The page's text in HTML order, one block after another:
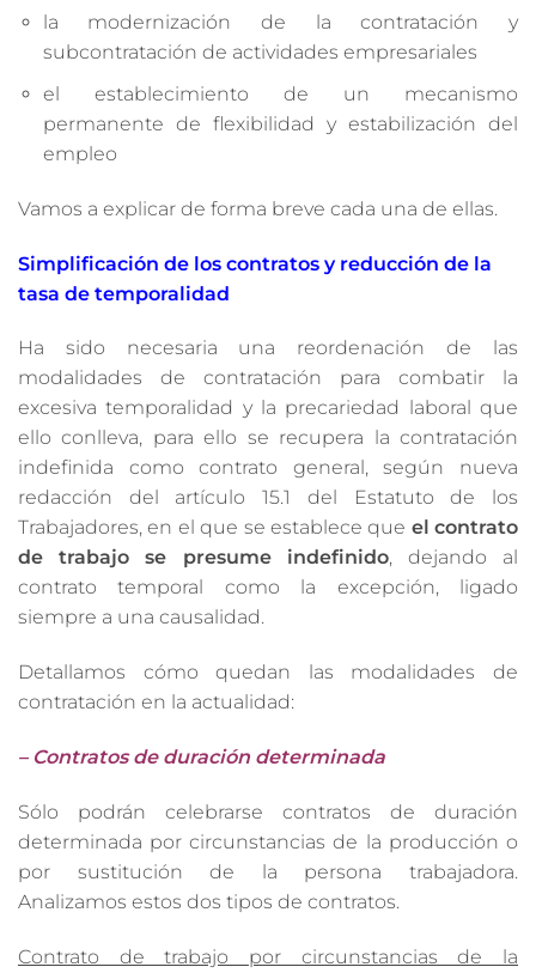
la modernización de la contratación y
subcontratación de actividades empresariales
el establecimiento de un mecanismo
permanente de flexibilidad y estabilización del
empleo
Vamos a explicar de forma breve cada una de ellas.
Simplificación de los contratos y reducción de la
tasa de temporalidad
Ha sido necesaria una reordenación de las
modalidades de contratación para combatir la
excesiva temporalidad y la precariedad laboral que
ello conlleva, para ello se recupera la contratación
indefinida como contrato general, según nueva
redacción del artículo 15.1 del Estatuto de los
Trabajadores, en el que se establece que el contrato
de trabajo
se presume indefinido, dejando al
contrato temporal como la excepción, ligado
siempre a una causalidad.
Detallamos cómo quedan las modalidades de
contratación en la actualidad:
– Contratos de duración determinada
Sólo podrán celebrarse contratos de duración
determinada por circunstancias de la producción o
por sustitución de la persona trabajadora.
Analizamos estos dos tipos de contratos.
Contrato de trabajo por circunstancias de la